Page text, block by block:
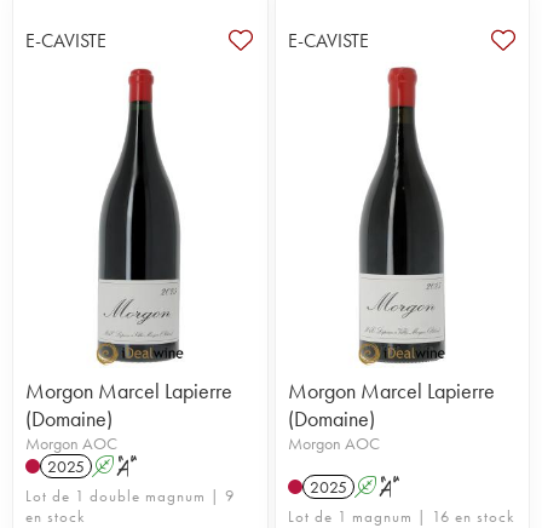
pour demander le classement de certains de leurs lieux-dits
La région est également bercée par une mouvance nature,
insufflée par des pionniers comme
Marcel Lapierre
Jean Foillard
E-CAVISTE
Morgon Marcel Lapierre
(Domaine)
Morgon AOC
2025 A S
Lot de 1 double magnum | 9
en stock
E-CAVISTE
Morgon Marcel Lapierre
(Domaine)
Morgon AOC
2025 A S
Lot de 1 magnum | 16 en stock